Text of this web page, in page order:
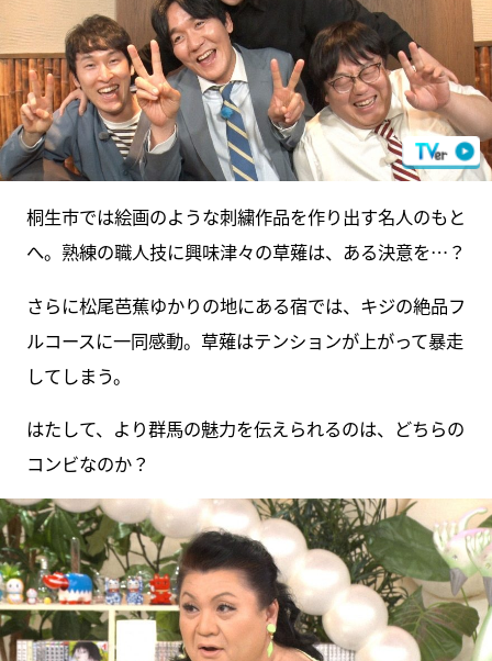
桐生市では絵画のような刺繍作品を作り出す名人のもと
へ。熟練の職人技に興味津々の草薙は、ある決意を…？
さらに松尾芭蕉ゆかりの地にある宿では、キジの絶品フ
ルコースに一同感動。草薙はテンションが上がって暴走
してしまう。
はたして、より群馬の魅力を伝えられるのは、どちらの
コンビなのか？